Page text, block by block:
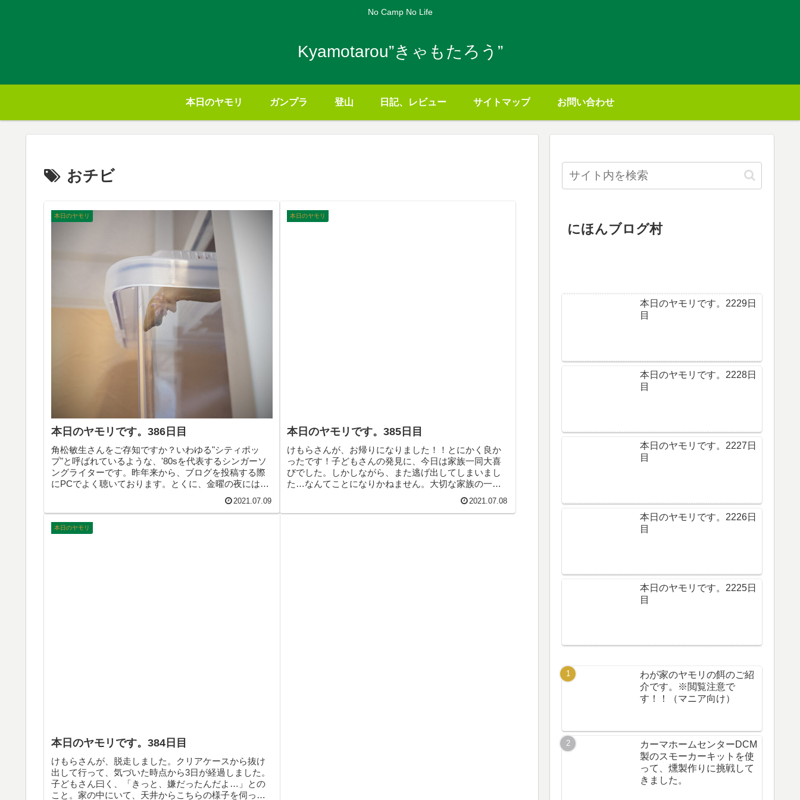
No Camp No Life
Kyamotarou”きゃもたろう”
本日のヤモリ ガンプラ 登山 日記、レビュー サイトマップ お問い合わせ
おチビ
本日のヤモリ
本日のヤモリです。386日目
角松敏生さんをご存知ですか？いわゆる"シティポッ
プ"と呼ばれているような、'80sを代表するシンガーソ
ングライターです。昨年来から、ブログを投稿する際
にPCでよく聴いております。とくに、金曜の夜にはぴ
ったりの楽曲が目白押しです☆みなさんも、よかった
2021.07.09
本日のヤモリ
本日のヤモリです。385日目
けもらさんが、お帰りになりました！！とにかく良か
ったです！子どもさんの発見に、今日は家族一同大喜
びでした。しかしながら、また逃げ出してしまいまし
た…なんてことになりかねません。大切な家族の一員
ですから、安全安心の対策を練りたいと思います。
2021.07.08
本日のヤモリ
本日のヤモリです。384日目
けもらさんが、脱走しました。クリアケースから抜け
出して行って、気づいた時点から3日が経過しました。
子どもさん曰く、「きっと、嫌だったんだよ…」との
こと。家の中にいて、天井からこちらの様子を伺って
にほんブログ村
本日のヤモリです。2229日
目
本日のヤモリです。2228日
目
本日のヤモリです。2227日
目
本日のヤモリです。2226日
目
本日のヤモリです。2225日
目
わが家のヤモリの餌のご紹
介です。※閲覧注意で
す！！（マニア向け）
カーマホームセンターDCM
製のスモーカーキットを使
って、燻製作りに挑戦して
きました。